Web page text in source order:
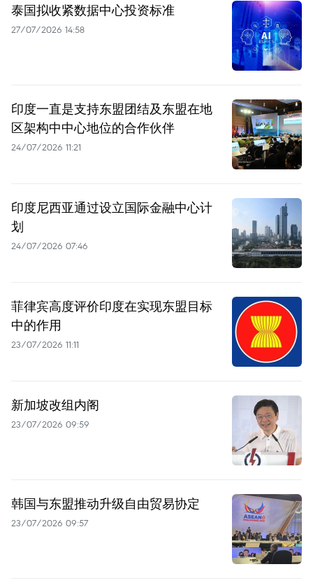
泰国拟收紧数据中心投资标准
27/07/2026 14:58
印度一直是支持东盟团结及东盟在地
区架构中中心地位的合作伙伴
24/07/2026 11:21
印度尼西亚通过设立国际金融中心计
划
24/07/2026 07:46
菲律宾高度评价印度在实现东盟目标
中的作用
23/07/2026 11:11
新加坡改组内阁
23/07/2026 09:59
韩国与东盟推动升级自由贸易协定
23/07/2026 09:57